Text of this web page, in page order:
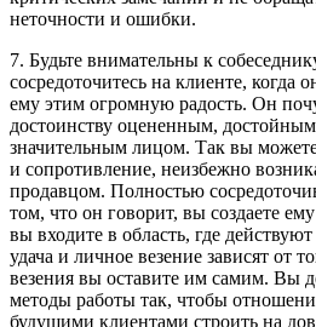
неточности и ошибки.
7. Будьте внимательны к
сосредоточитесь на клиенте, когда
ему этим огромную радость. Он
достоинству оцененным,
значительным лицом. Так вы
и сопротивление, неизбежно
продавцом. Полностью
том, что он говорит, вы создаете
вы входите в область, где
удача и личное везение зависят от
везения вы оставите им самим. Вы
методы работы так, чтобы
будущими клиентами строить на